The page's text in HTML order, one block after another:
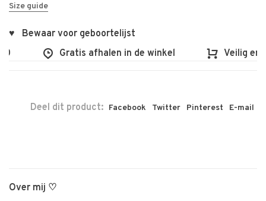
Size guide
♥ Bewaar voor geboortelijst
Gratis afhalen in de winkel Veilig en
Deel dit product: Facebook Twitter Pinterest E-mail
Over mij ♡